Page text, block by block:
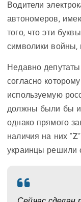
Водители
автономеров,
того, что эти
символики войны,
Недавно
согласно
используемую
должны были бы
однако прямого
наличия на них
украинцы решили